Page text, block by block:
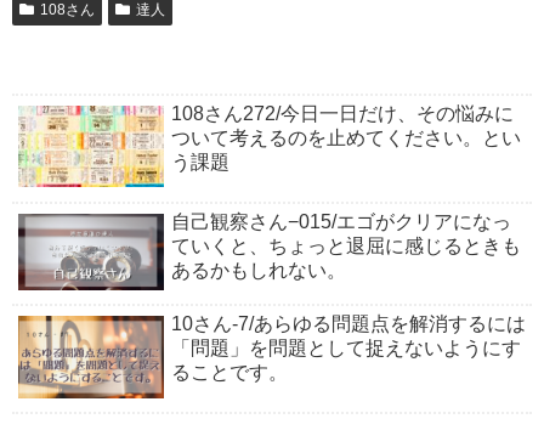
108さん 達人
108さん272/今日一日だけ、その悩みに
ついて考えるのを止めてください。とい
う課題
自己観察さん−015/エゴがクリアになっ
ていくと、ちょっと退屈に感じるときも
あるかもしれない。
10さん-7/あらゆる問題点を解消するには
「問題」を問題として捉えないようにす
ることです。